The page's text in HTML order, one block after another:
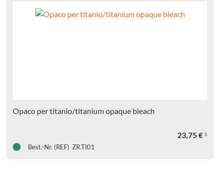
Opaco per titanio/titanium opaque bleach
23,75€ 1
Best.-Nr. (REF) ZR.TI01